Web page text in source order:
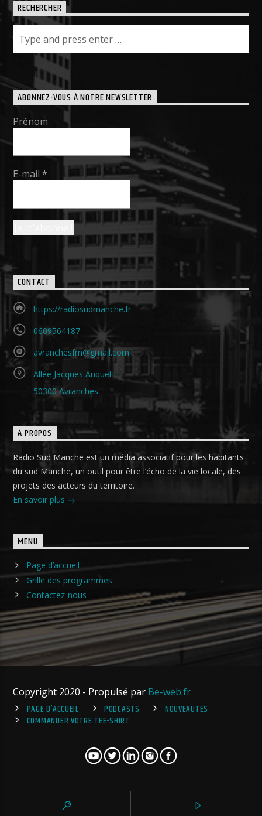
RECHERCHER
ABONNEZ-VOUS À NOTRE NEWSLETTER
Prénom
E-mail*
CONTACT
https://radiosudmanche.fr
0609564187
avranchesfm@gmail.com
Allée Jacques Anquetil
50300 Avranches
À PROPOS
Radio Sud Manche est un média associatif pour les habitants
du sud Manche, un outil pour être l’écho de la vie locale, des
projets des acteurs du territoire.
En savoir plus
MENU
Page d’accueil
Grille des programmes
Contactez-nous
Copyright 2020 - Propulsé par Be-web.fr
PAGE D’ACCUEIL
PODCASTS
NOUVEAUTÉS
COMMANDER VOTRE TEE-SHIRT